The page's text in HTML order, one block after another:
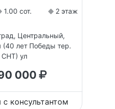
1.00 сот. 2 этаж
Центральный,
(40 лет Победы тер.
СНТ) ул
000
с консультантом